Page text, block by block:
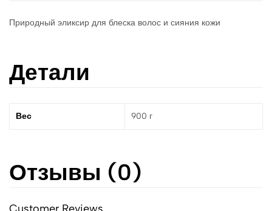
Природный эликсир для блеска волос и сияния кожи
Детали
Вес 900 г
Отзывы (0)